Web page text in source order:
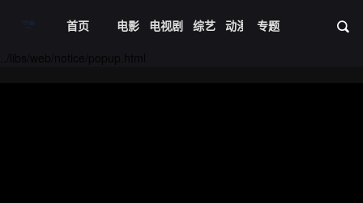
首页 电影 电视剧 综艺 动漫 短剧大全 资
专题